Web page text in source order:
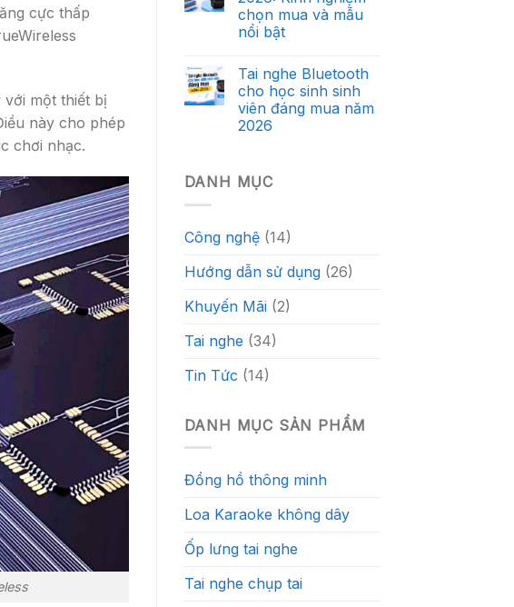
cực thấp
một thiết bị
này cho phép
chơi nhạc.
chọn mua và mẫu
nổi bật
Tai nghe Bluetooth
cho học sinh sinh
viên đáng mua năm
2026
DANH MỤC
Công nghệ(14)
Hướng dẫn sử dụng(26)
Khuyến Mãi(2)
Tai nghe (34)
Tin Tức (14)
DANH MỤC SẢN PHẨM
Đồng hồ thông minh
Loa Karaoke không dây
Ốp lưng tai nghe
Tai nghe chụp tai